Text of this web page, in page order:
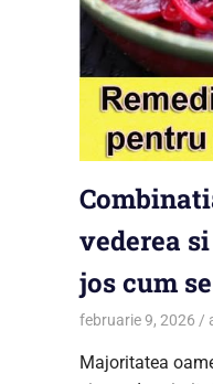
vederea
jos cum
februarie 9, 2026
Majoritatea